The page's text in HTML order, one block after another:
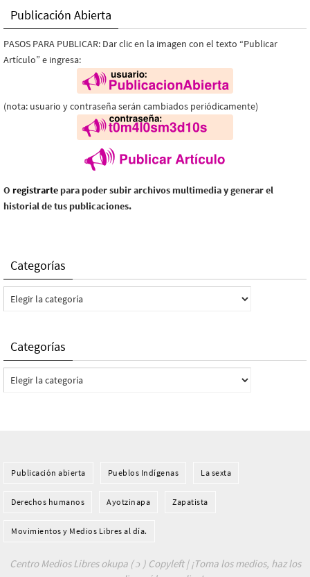
Publicación Abierta
PASOS PARA PUBLICAR: Dar clic en la imagen con el texto “Publicar
Artículo” e ingresa:
(nota: usuario y contraseña serán cambiados periódicamente)
O registrarte para poder subir archivos multimedia y generar el
historial de tus publicaciones.
Categorías
Categorías
Categorías
Categorías
Publicación abierta Pueblos Indí­genas La sexta
Derechos humanos Ayotzinapa Zapatista
Movimientos y Medios Libres al día.
Centro Medios Libres okupa ( ɔ ) Copyleft | ¡Toma los medios, haz los